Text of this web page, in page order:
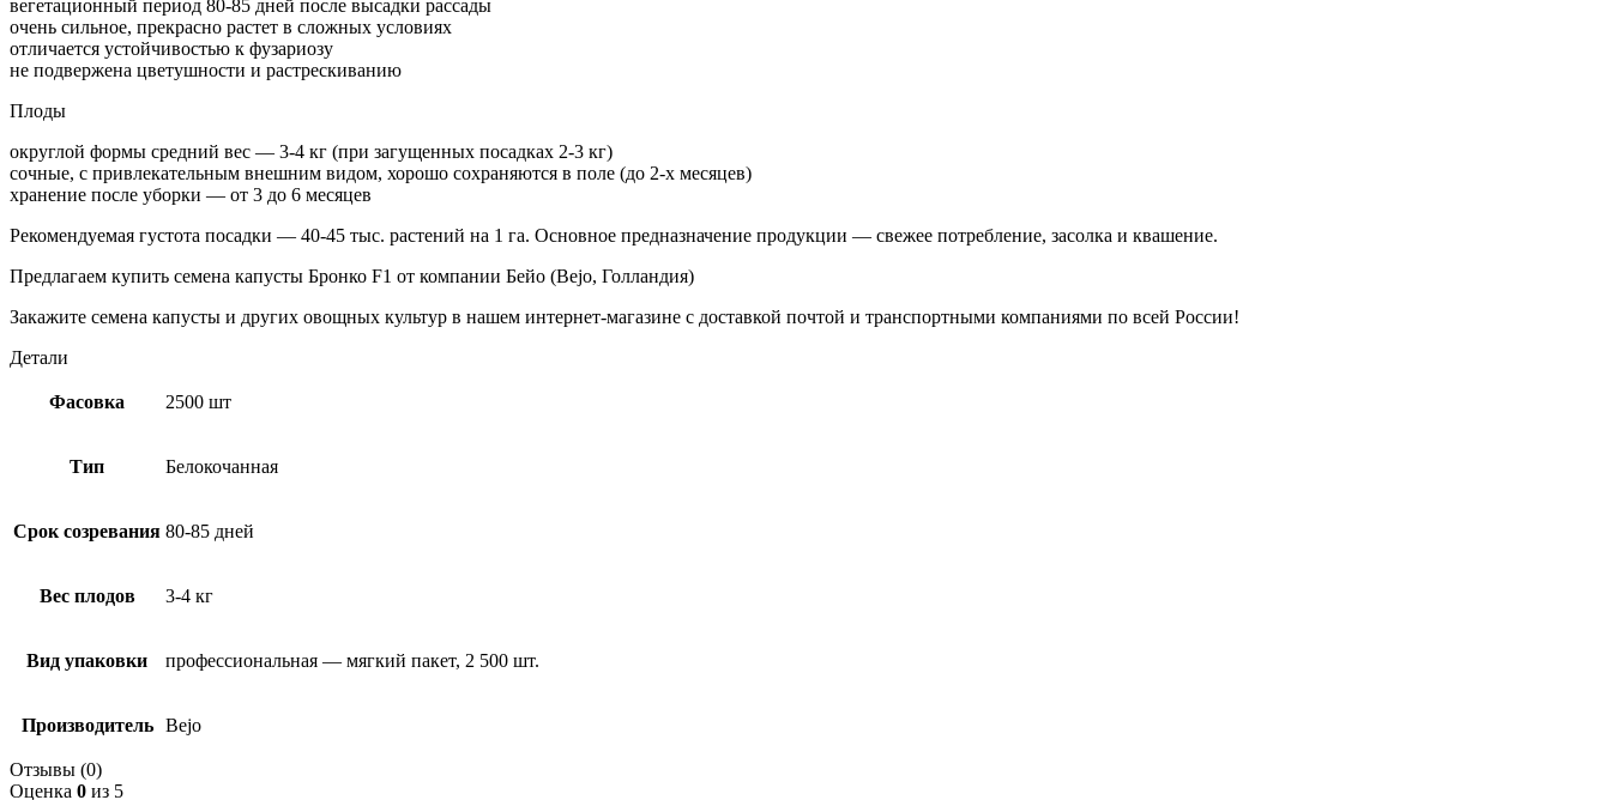
вегетационный период 80-85 дней после высадки рассады
очень сильное, прекрасно растет в сложных условиях
отличается устойчивостью к фузариозу
не подвержена цветушности и растрескиванию
Плоды
округлой формы средний вес — 3-4 кг (при загущенных посадках 2-3 кг)
сочные, с привлекательным внешним видом, хорошо сохраняются в поле (до 2-х месяцев)
хранение после уборки — от 3 до 6 месяцев
Рекомендуемая густота посадки — 40-45 тыс. растений на 1 га. Основное предназначение продукции — свежее потребление, засолка и квашение.
Предлагаем купить семена капусты Бронко F1 от компании Бейо (Bejo, Голландия)
Закажите семена капусты и других овощных культур в нашем интернет-магазине с доставкой почтой и транспортными компаниями по всей России!
Детали
Фасовка 2500 шт
Тип Белокочанная
Срок созревания 80-85 дней
Вес плодов 3-4 кг
Вид упаковки профессиональная — мягкий пакет, 2 500 шт.
Производитель Bejo
Отзывы (0)
Оценка 0 из 5